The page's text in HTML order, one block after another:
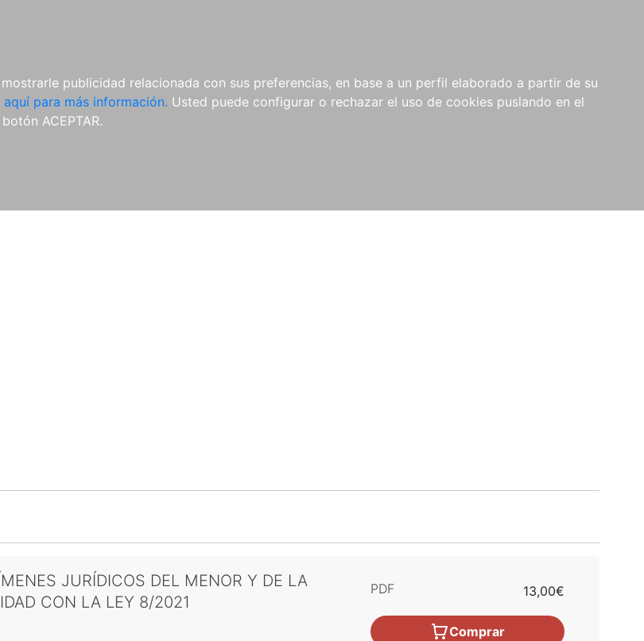
publicidad relacionada con sus preferencias, en base a un perfil elaborado a partir de su
aquí para más información. Usted puede configurar o rechazar el uso de cookies puslando en el
ACEPTAR.
AutoresColecciones
JURÍDICOS DEL MENOR Y DE LA
CON LA LEY 8/2021
PDF 13,00€
Comprar